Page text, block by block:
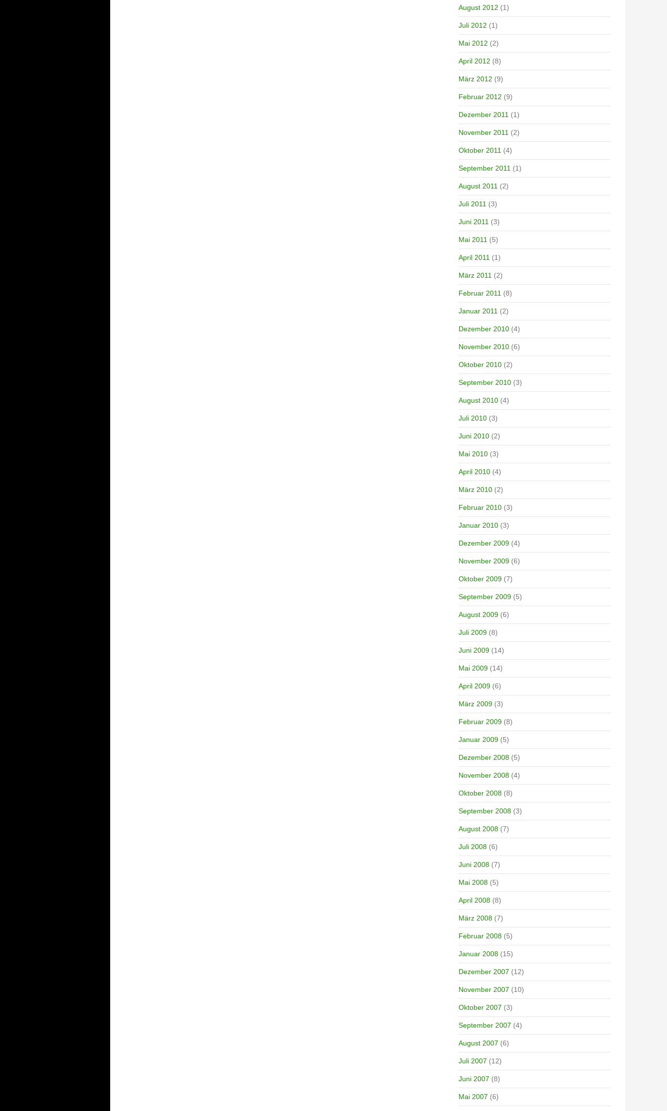
August 2012 (1)
Juli 2012 (1)
Mai 2012 (2)
April 2012 (8)
März 2012 (9)
Februar 2012 (9)
Dezember 2011 (1)
November 2011 (2)
Oktober 2011 (4)
September 2011 (1)
August 2011 (2)
Juli 2011 (3)
Juni 2011 (3)
Mai 2011 (5)
April 2011 (1)
März 2011 (2)
Februar 2011 (8)
Januar 2011 (2)
Dezember 2010 (4)
November 2010 (6)
Oktober 2010 (2)
September 2010 (3)
August 2010 (4)
Juli 2010 (3)
Juni 2010 (2)
Mai 2010 (3)
April 2010 (4)
März 2010 (2)
Februar 2010 (3)
Januar 2010 (3)
Dezember 2009 (4)
November 2009 (6)
Oktober 2009 (7)
September 2009 (5)
August 2009 (6)
Juli 2009 (8)
Juni 2009 (14)
Mai 2009 (14)
April 2009 (6)
März 2009 (3)
Februar 2009 (8)
Januar 2009 (5)
Dezember 2008 (5)
November 2008 (4)
Oktober 2008 (8)
September 2008 (3)
August 2008 (7)
Juli 2008 (6)
Juni 2008 (7)
Mai 2008 (5)
April 2008 (8)
März 2008 (7)
Februar 2008 (5)
Januar 2008 (15)
Dezember 2007 (12)
November 2007 (10)
Oktober 2007 (3)
September 2007 (4)
August 2007 (6)
Juli 2007 (12)
Juni 2007 (8)
Mai 2007 (6)